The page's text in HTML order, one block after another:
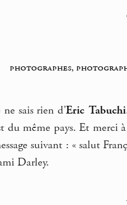
photographes,
ne sais rien d’Eric Tabuchi
du même pays. Et merci
suivant : « salut
Darley.